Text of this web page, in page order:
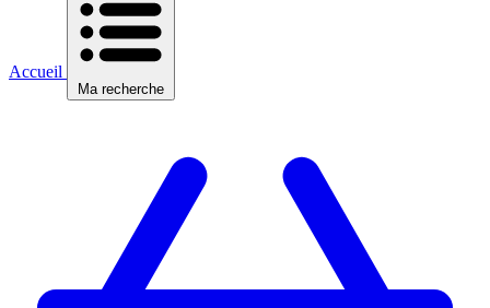
Accueil
Ma recherche